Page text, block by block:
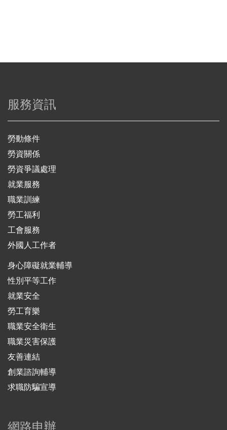
服務資訊
勞動條件
勞資關係
勞資爭議處理
就業服務
職業訓練
勞工福利
工會服務
外國人工作者
身心障礙就業輔導
性別平等工作
就業安全
勞工育樂
職業安全衛生
職業災害保護
友善連結
創業諮詢輔導
求職防騙宣導
網路申辦